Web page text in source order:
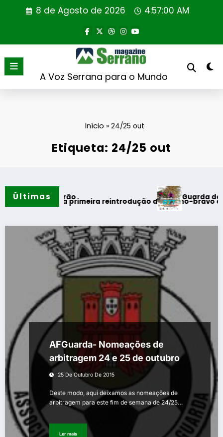
8 de Agosto de 2026 4:57:00 AM
A Voz Serrana para o Mundo
Início »24/25 out
Etiqueta: 24/25 out
Últimas
do verão
realiza primeira reintrodução de coelho-bravo em área
Guarda desafia
AFGuarda- Nomeações de
arbitragem 24 e 25 de outubro
25 De Outubro De 2015
Deste modo, aqui deixamos as nomeações de
arbitragem para este fim de semana de 24/25…
Ler mais